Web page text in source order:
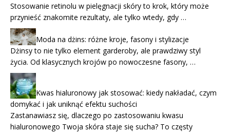
Stosowanie retinolu w pielęgnacji skóry to krok, który może
przynieść znakomite rezultaty, ale tylko wtedy, gdy …
Moda na dżins: różne kroje, fasony i stylizacje
Dżinsy to nie tylko element garderoby, ale prawdziwy styl
życia. Od klasycznych krojów po nowoczesne fasony, …
Kwas hialuronowy jak stosować: kiedy nakładać, czym
domykać i jak uniknąć efektu suchości
Zastanawiasz się, dlaczego po zastosowaniu kwasu
hialuronowego Twoja skóra staje się sucha? To częsty